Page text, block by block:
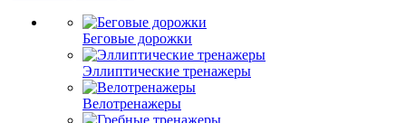
Беговые дорожки
Эллиптические тренажеры
Велотренажеры